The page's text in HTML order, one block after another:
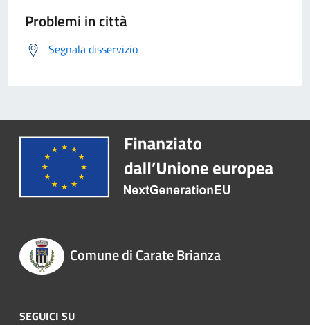
Problemi in città
Segnala disservizio
Comune di Carate Brianza
SEGUICI SU